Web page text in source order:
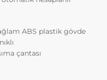
ABS plastik gövde
çantası
şekilde
gibi
çerezleri
kapatıp
silinir, kalıcı